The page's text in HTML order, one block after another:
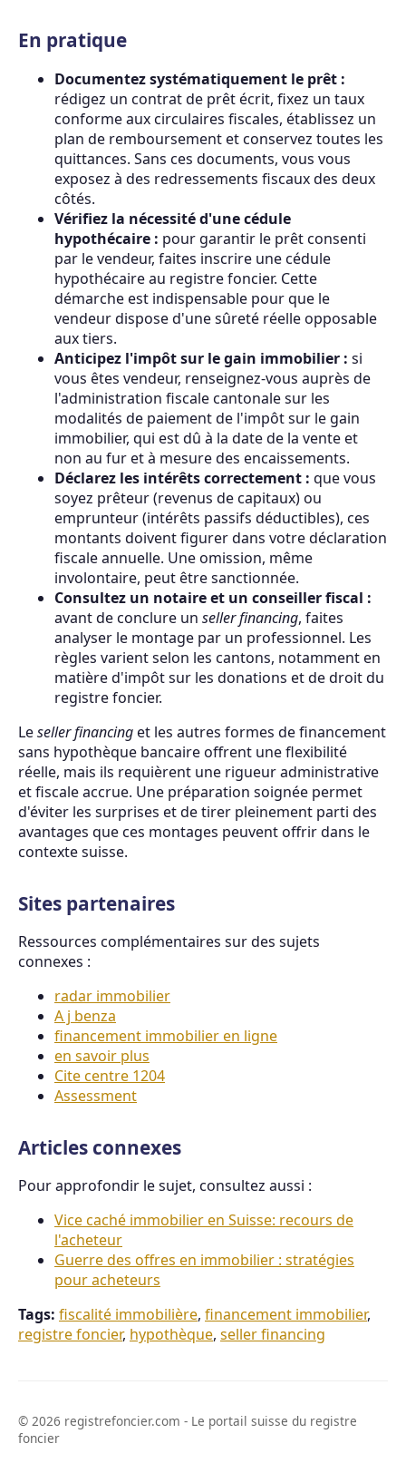
En pratique
Documentez systématiquement le prêt :
rédigez un contrat de prêt écrit, fixez un taux
conforme aux circulaires fiscales, établissez un
plan de remboursement et conservez toutes les
quittances. Sans ces documents, vous vous
exposez à des redressements fiscaux des deux
côtés.
Vérifiez la nécessité d'une cédule
hypothécaire : pour garantir le prêt consenti
par le vendeur, faites inscrire une cédule
hypothécaire au registre foncier. Cette
démarche est indispensable pour que le
vendeur dispose d'une sûreté réelle opposable
aux tiers.
Anticipez l'impôt sur le gain immobilier : si
vous êtes vendeur, renseignez-vous auprès de
l'administration fiscale cantonale sur les
modalités de paiement de l'impôt sur le gain
immobilier, qui est dû à la date de la vente et
non au fur et à mesure des encaissements.
Déclarez les intérêts correctement : que vous
soyez prêteur (revenus de capitaux) ou
emprunteur (intérêts passifs déductibles), ces
montants doivent figurer dans votre déclaration
fiscale annuelle. Une omission, même
involontaire, peut être sanctionnée.
Consultez un notaire et un conseiller fiscal :
avant de conclure un seller financing, faites
analyser le montage par un professionnel. Les
règles varient selon les cantons, notamment en
matière d'impôt sur les donations et de droit du
registre foncier.
Leseller financinget les autres formes de financement
sans hypothèque bancaire offrent une flexibilité
réelle, mais ils requièrent une rigueur administrative
et fiscale accrue. Une préparation soignée permet
d'éviter les surprises et de tirer pleinement parti des
avantages que ces montages peuvent offrir dans le
contexte suisse.
Sites partenaires
Ressources complémentaires sur des sujets
connexes :
radar immobilier
A j benza
financement immobilier en ligne
en savoir plus
Cite centre 1204
Assessment
Articles connexes
Pour approfondir le sujet, consultez aussi :
Vice caché immobilier en Suisse: recours de
l'acheteur
Guerre des offres en immobilier : stratégies
pour acheteurs
Tags: fiscalité immobilière, financement immobilier,
registre foncier, hypothèque, seller financing
© 2026 registrefoncier.com - Le portail suisse du registre
foncier